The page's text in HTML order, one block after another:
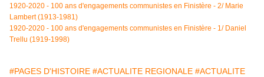
1920-2020 - 100 ans d'engagements communistes en Finistère - 2/ Marie
Lambert (1913-1981)
1920-2020 - 100 ans d'engagements communistes en Finistère - 1/ Daniel
Trellu (1919-1998)
#PAGES D'HISTOIRE #ACTUALITE REGIONALE #ACTUALITE